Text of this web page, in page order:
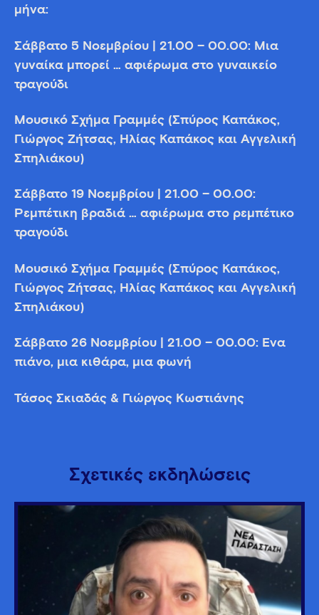
μήνα:
Σάββατο 5 Νοεμβρίου | 21.00 – 00.00: Μια
γυναίκα μπορεί … αφιέρωμα στο γυναικείο
τραγούδι
Μουσικό Σχήμα Γραμμές (Σπύρος Καπάκος,
Γιώργος Ζήτσας, Ηλίας Καπάκος και Αγγελική
Σπηλιάκου)
Σάββατο 19 Νοεμβρίου | 21.00 – 00.00:
Ρεμπέτικη βραδιά … αφιέρωμα στο ρεμπέτικο
τραγούδι
Μουσικό Σχήμα Γραμμές (Σπύρος Καπάκος,
Γιώργος Ζήτσας, Ηλίας Καπάκος και Αγγελική
Σπηλιάκου)
Σάββατο 26 Νοεμβρίου | 21.00 – 00.00: Ένα
πιάνο, μια κιθάρα, μια φωνή
Τάσος Σκιαδάς & Γιώργος Κωστιάνης
Σχετικές εκδηλώσεις